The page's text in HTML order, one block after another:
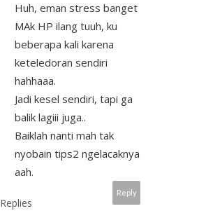
Huh, eman stress banget
MAk HP ilang tuuh, ku
beberapa kali karena
keteledoran sendiri
hahhaaa.
Jadi kesel sendiri, tapi ga
balik lagiii juga..
Baiklah nanti mah tak
nyobain tips2 ngelacaknya
aah.
Reply
Replies